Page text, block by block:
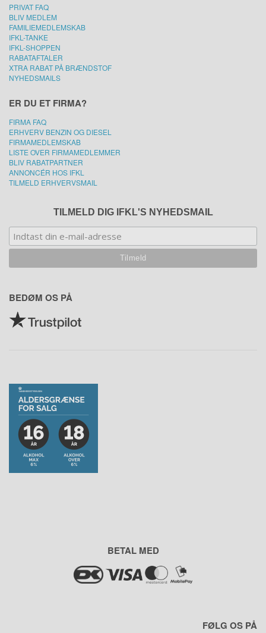
PRIVAT FAQ
BLIV MEDLEM
FAMILIEMEDLEMSKAB
IFKL-TANKE
IFKL-SHOPPEN
RABATAFTALER
XTRA RABAT PÅ BRÆNDSTOF
NYHEDSMAILS
ER DU ET FIRMA?
FIRMA FAQ
ERHVERV BENZIN OG DIESEL
FIRMAMEDLEMSKAB
LISTE OVER FIRMAMEDLEMMER
BLIV RABATPARTNER
ANNONCÉR HOS IFKL
TILMELD ERHVERVSMAIL
TILMELD DIG IFKL'S NYHEDSMAIL
BEDØM OS PÅ
BETAL MED
FØLG OS PÅ